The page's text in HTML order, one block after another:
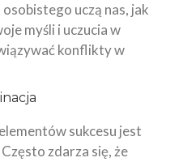
uczą nas, jak
myśli i uczucia w
konflikty w
sukcesu jest
zdarza się, że